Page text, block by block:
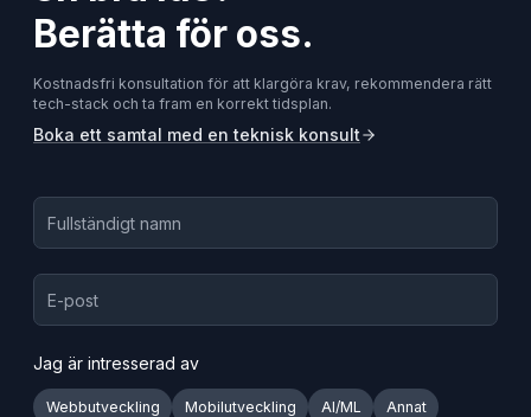
Berätta för oss.
Kostnadsfri konsultation för att klargöra krav, rekommendera rätt
tech-stack och ta fram en korrekt tidsplan.
Boka ett samtal med en teknisk konsult
Jag är intresserad av
Webbutveckling Mobilutveckling AI/ML Annat